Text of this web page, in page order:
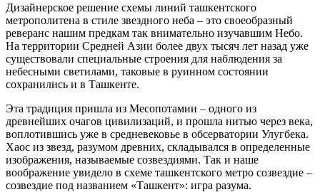
Дизайнерское решение схемы линий ташкентского
метрополитена в стиле звездного неба – это своеобразный
реверанс нашим предкам так внимательно изучавшим Небо.
На территории Средней Азии более двух тысяч лет назад уже
существовали специальные строения для наблюдения за
небесными светилами, таковые в руинном состоянии
сохранились и в Ташкенте.
Эта традиция пришла из Месопотамии – одного из
древнейших очагов цивилизаций, и прошла нитью через века,
воплотившись уже в средневековье в обсерватории Улугбека.
Хаос из звезд, разумом древних, складывался в определенные
изображения, называемые созвездиями. Так и наше
воображение увидело в схеме ташкентского метро созвездие –
созвездие под названием «Ташкент»: игра разума.